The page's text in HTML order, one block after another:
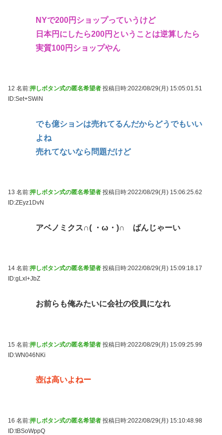
NYで200円ショップっていうけど
日本円にしたら200円ということは逆算したら
実質100円ショップやん
12 名前:押しボタン式の匿名希望者 投稿日時:2022/08/29(月) 15:05:01.51
ID:Set+SWiN
でも億ションは売れてるんだからどうでもいい
よね
売れてないなら問題だけど
13 名前:押しボタン式の匿名希望者 投稿日時:2022/08/29(月) 15:06:25.62
ID:ZEyz1DvN
アベノミクス∩( ・ω・)∩ ばんじゃーい
14 名前:押しボタン式の匿名希望者 投稿日時:2022/08/29(月) 15:09:18.17
ID:gLxI+JbZ
お前らも俺みたいに会社の役員になれ
15 名前:押しボタン式の匿名希望者 投稿日時:2022/08/29(月) 15:09:25.99
ID:WN046NKi
壺は高いよねー
16 名前:押しボタン式の匿名希望者 投稿日時:2022/08/29(月) 15:10:48.98
ID:tBSoWppQ